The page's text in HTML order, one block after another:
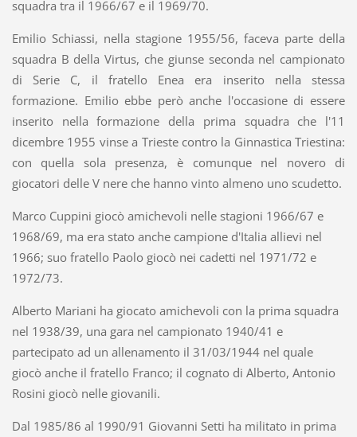
squadra tra il 1966/67 e il 1969/70.
Emilio Schiassi, nella stagione 1955/56, faceva parte della
squadra B della Virtus, che giunse seconda nel campionato
di Serie C, il fratello Enea era inserito nella stessa
formazione. Emilio ebbe però anche l'occasione di essere
inserito nella formazione della prima squadra che l'11
dicembre 1955 vinse a Trieste contro la Ginnastica Triestina:
con quella sola presenza, è comunque nel novero di
giocatori delle V nere che hanno vinto almeno uno scudetto.
Marco Cuppini giocò amichevoli nelle stagioni 1966/67 e
1968/69, ma era stato anche campione d'Italia allievi nel
1966; suo fratello Paolo giocò nei cadetti nel 1971/72 e
1972/73.
Alberto Mariani ha giocato amichevoli con la prima squadra
nel 1938/39, una gara nel campionato 1940/41 e
partecipato ad un allenamento il 31/03/1944 nel quale
giocò anche il fratello Franco; il cognato di Alberto, Antonio
Rosini giocò nelle giovanili.
Dal 1985/86 al 1990/91 Giovanni Setti ha militato in prima